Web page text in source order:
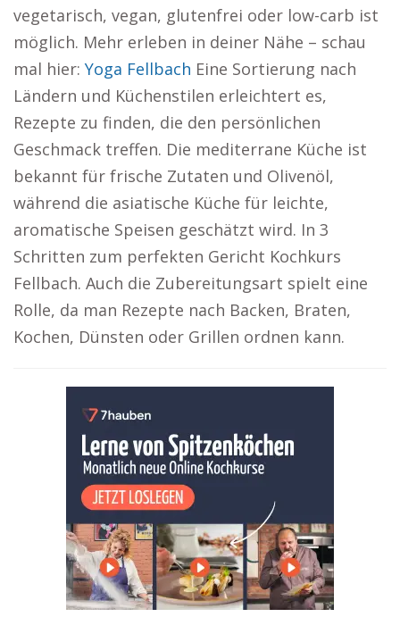
vegetarisch, vegan, glutenfrei oder low-carb ist
möglich. Mehr erleben in deiner Nähe – schau
mal hier: Yoga Fellbach Eine Sortierung nach
Ländern und Küchenstilen erleichtert es,
Rezepte zu finden, die den persönlichen
Geschmack treffen. Die mediterrane Küche ist
bekannt für frische Zutaten und Olivenöl,
während die asiatische Küche für leichte,
aromatische Speisen geschätzt wird. In 3
Schritten zum perfekten Gericht Kochkurs
Fellbach. Auch die Zubereitungsart spielt eine
Rolle, da man Rezepte nach Backen, Braten,
Kochen, Dünsten oder Grillen ordnen kann.